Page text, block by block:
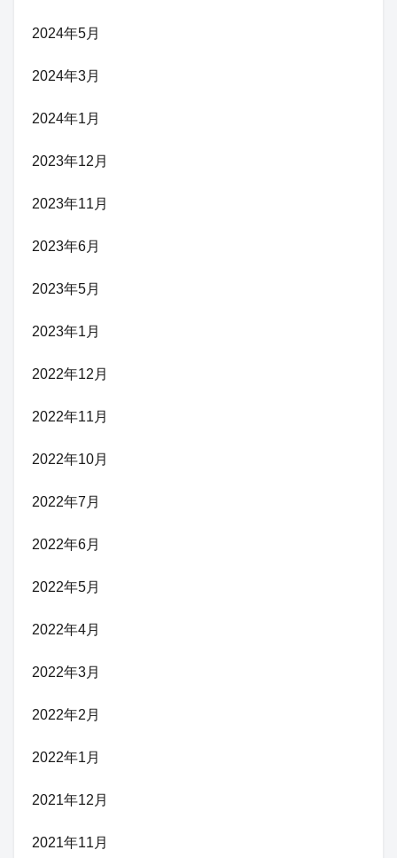
2024年5月
2024年3月
2024年1月
2023年12月
2023年11月
2023年6月
2023年5月
2023年1月
2022年12月
2022年11月
2022年10月
2022年7月
2022年6月
2022年5月
2022年4月
2022年3月
2022年2月
2022年1月
2021年12月
2021年11月